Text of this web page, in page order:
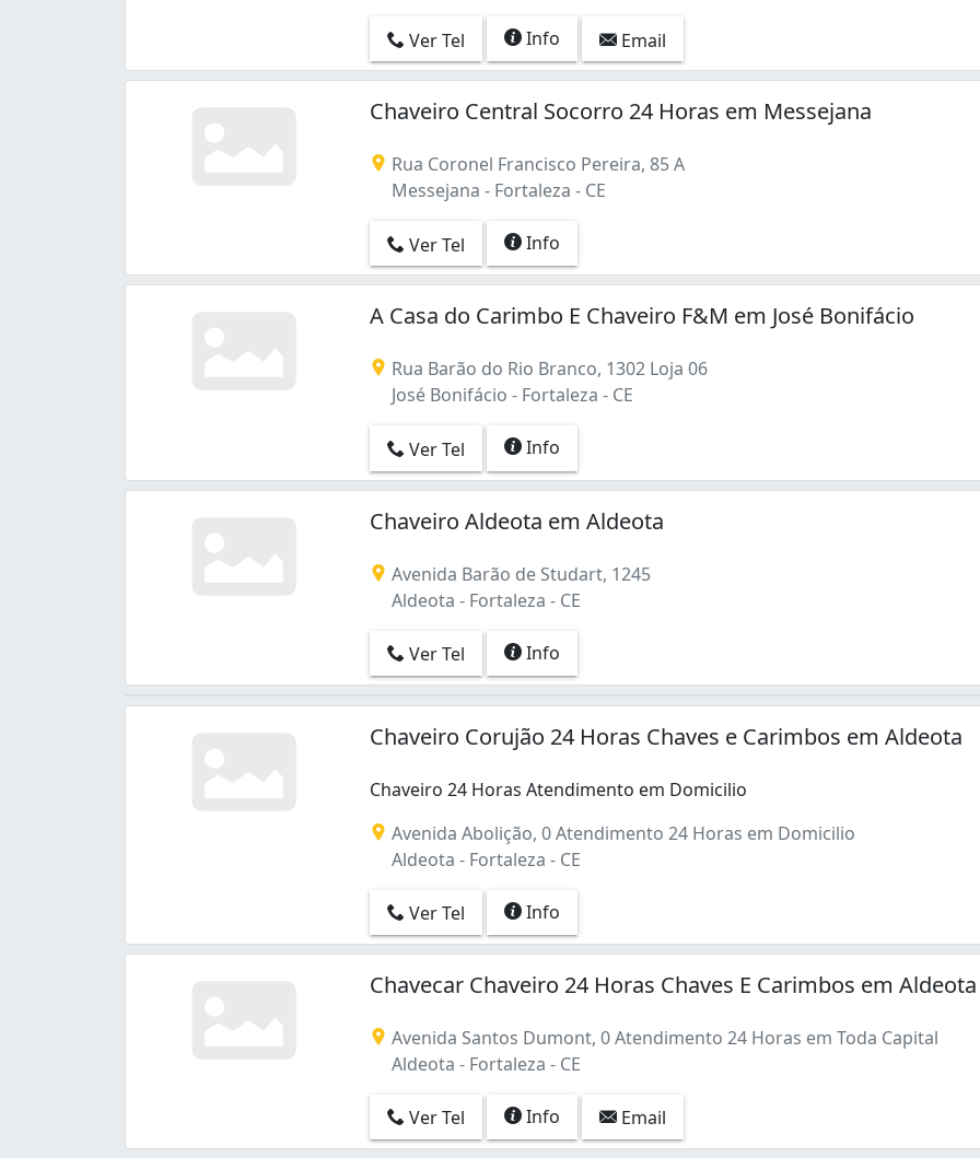
Varjota (1)
Ver Tel Info Email
Chaveiro Central Socorro 24 Horas em Messejana
Rua Coronel Francisco Pereira, 85 A
Messejana - Fortaleza - CE
Ver Tel Info
A Casa do Carimbo E Chaveiro F&M em José Bonifácio
Rua Barão do Rio Branco, 1302 Loja 06
José Bonifácio - Fortaleza - CE
Ver Tel Info
Chaveiro Aldeota em Aldeota
Avenida Barão de Studart, 1245
Aldeota - Fortaleza - CE
Ver Tel Info
Chaveiro Corujão 24 Horas Chaves e Carimbos em Aldeota
Chaveiro 24 Horas Atendimento em Domicilio
Avenida Abolição, 0 Atendimento 24 Horas em Domicilio
Aldeota - Fortaleza - CE
Ver Tel Info
Chavecar Chaveiro 24 Horas Chaves E Carimbos em Aldeota
Avenida Santos Dumont, 0 Atendimento 24 Horas em Toda Capital
Aldeota - Fortaleza - CE
Ver Tel Info Email